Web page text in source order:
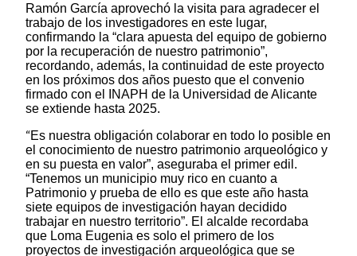
Ramón García aprovechó la visita para agradecer el
trabajo de los investigadores en este lugar,
confirmando la “clara apuesta del equipo de gobierno
por la recuperación de nuestro patrimonio”,
recordando, además, la continuidad de este proyecto
en los próximos dos años puesto que el convenio
firmado con el INAPH de la Universidad de Alicante
se extiende hasta 2025.
“Es nuestra obligación colaborar en todo lo posible en
el conocimiento de nuestro patrimonio arqueológico y
en su puesta en valor”, aseguraba el primer edil.
“Tenemos un municipio muy rico en cuanto a
Patrimonio y prueba de ello es que este año hasta
siete equipos de investigación hayan decidido
trabajar en nuestro territorio”. El alcalde recordaba
que Loma Eugenia es solo el primero de los
proyectos de investigación arqueológica que se